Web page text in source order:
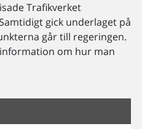
Trafikverket
gick underlaget på
går till regeringen.
om hur man